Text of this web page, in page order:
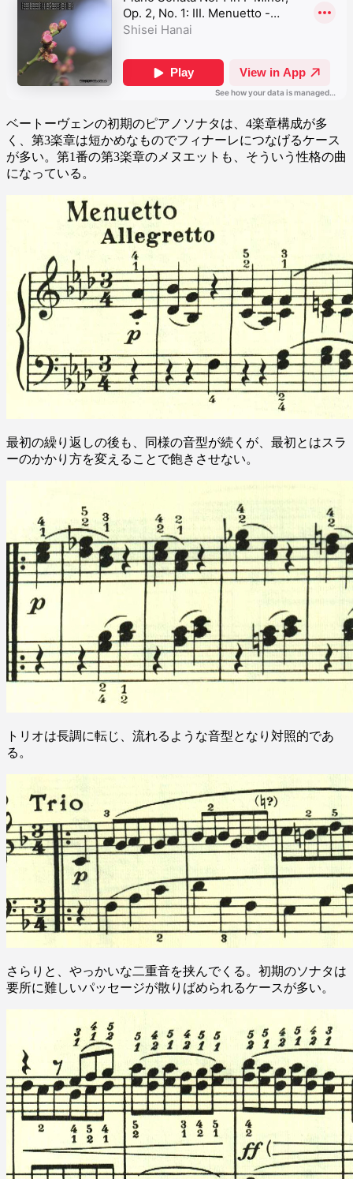
ベートーヴェンの初期のピアノソナタは、4楽章構成が多
く、第3楽章は短かめなものでフィナーレにつなげるケース
が多い。第1番の第3楽章のメヌエットも、そういう性格の曲
になっている。
最初の繰り返しの後も、同様の音型が続くが、最初とはスラ
ーのかかり方を変えることで飽きさせない。
トリオは長調に転じ、流れるような音型となり対照的であ
る。
さらりと、やっかいな二重音を挟んでくる。初期のソナタは
要所に難しいパッセージが散りばめられるケースが多い。